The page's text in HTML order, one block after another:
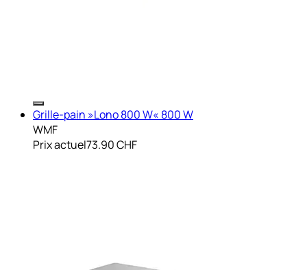
Grille-pain »Lono 800 W« 800 W
WMF
Prix actuel73.90 CHF